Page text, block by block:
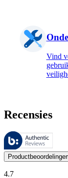
Vind
Recensies
Deze
De mening van
4.7